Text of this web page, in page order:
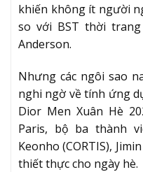
khiến không ít người
so với BST thời
Anderson.
Nhưng các ngôi sao
nghi ngờ về tính ứng
Dior Men Xuân Hè
Paris, bộ ba thành
Keonho (CORTIS),
thiết thực cho ngày hè.